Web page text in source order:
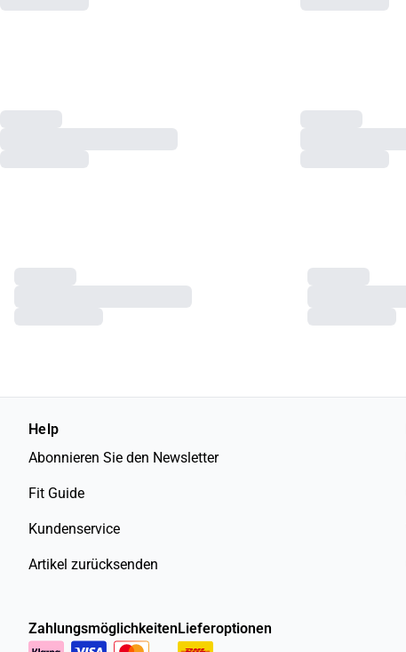
Help
Abonnieren Sie den Newsletter
Fit Guide
Kundenservice
Artikel zurücksenden
ZahlungsmöglichkeitenLieferoptionen